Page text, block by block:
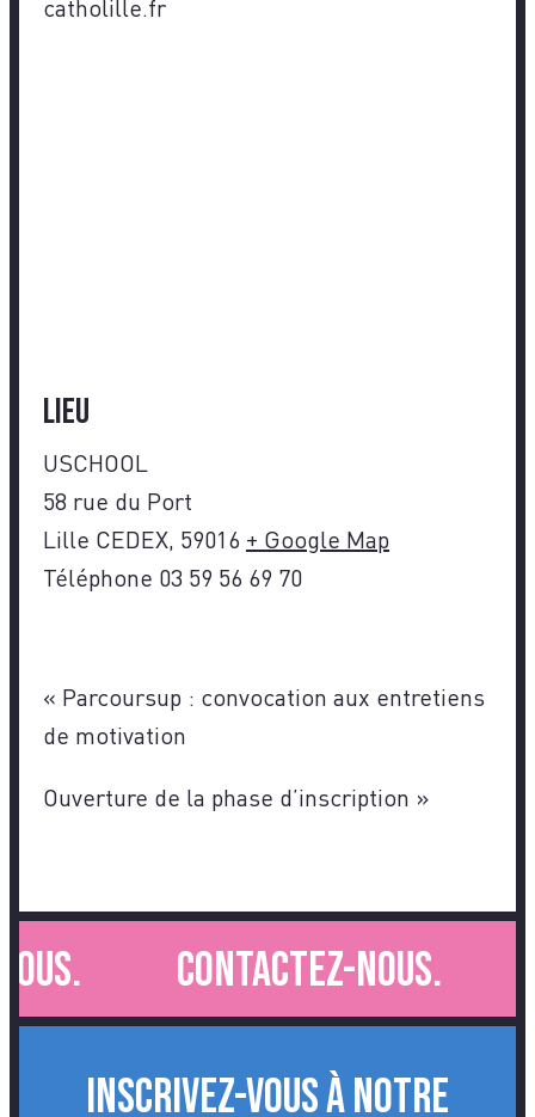
catholille.fr
Lieu
USCHOOL
58 rue du Port
Lille CEDEX, 59016 + Google Map
Téléphone 03 59 56 69 70
« Parcoursup : convocation aux entretiens
de motivation
Ouverture de la phase d’inscription »
Contactez-nous.
INSCRIVEZ-VOUS À NOTRE